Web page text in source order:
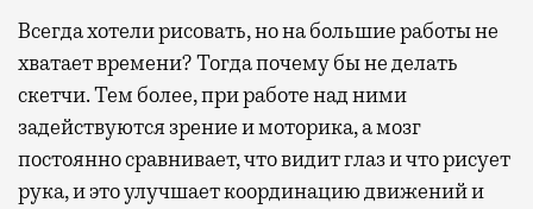
Всегда хотели рисовать, но на большие работы не
хватает времени? Тогда почему бы не делать
скетчи. Тем более, при работе над ними
задействуются зрение и моторика, а мозг
постоянно сравнивает, что видит глаз и что рисует
рука, и это улучшает координацию движений и